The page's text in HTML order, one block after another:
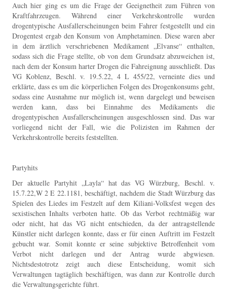
Auch hier ging es um die Frage der Geeignetheit zum Führen von
Kraftfahrzeugen. Während einer Verkehrskontrolle wurden
drogentypische Ausfallerscheinungen beim Fahrer festgestellt und ein
Drogentest ergab den Konsum von Amphetaminen. Diese waren aber
in dem ärztlich verschriebenen Medikament „Elvanse“ enthalten,
sodass sich die Frage stellte, ob von dem Grundsatz abzuweichen ist,
nach dem der Konsum harter Drogen die Fahreignung ausschließt. Das
VG Koblenz, Beschl. v. 19.5.22, 4 L 455/22, verneinte dies und
erklärte, dass es um die körperlichen Folgen des Drogenkonsums geht,
sodass eine Ausnahme nur möglich ist, wenn dargelegt und beweisen
werden kann, dass bei Einnahme des Medikaments die
drogentypischen Ausfallerscheinungen ausgeschlossen sind. Das war
vorliegend nicht der Fall, wie die Polizisten im Rahmen der
Verkehrskontrolle bereits feststellten.
Partyhits
Der aktuelle Partyhit „Layla“ hat das VG Würzburg, Beschl. v.
15.7.22,W 2 E 22.1181, beschäftigt, nachdem die Stadt Würzburg das
Spielen des Liedes im Festzelt auf dem Kiliani-Volksfest wegen des
sexistischen Inhalts verboten hatte. Ob das Verbot rechtmäßig war
oder nicht, hat das VG nicht entschieden, da der antragstellende
Künstler nicht darlegen konnte, dass er für einen Auftritt im Festzelt
gebucht war. Somit konnte er seine subjektive Betroffenheit vom
Verbot nicht darlegen und der Antrag wurde abgwiesen.
Nichtsdestotrotz zeigt auch diese Entscheidung, womit sich
Verwaltungen tagtäglich beschäftigen, was dann zur Kontrolle durch
die Verwaltungsgerichte führt.